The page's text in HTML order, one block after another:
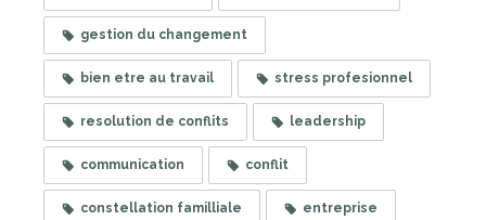
gestion du changement
bien etre au travail stress profesionnel
resolution de conflits leadership
communication conflit
constellation familliale entreprise